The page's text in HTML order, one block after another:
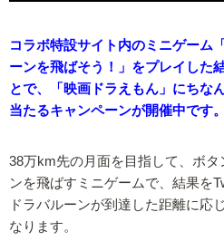
コラボ特設サイト内のミニゲーム
ーンを飛ばそう！」をプレイした
とで、「映画ドラえもん」にちな
当たるキャンペーンが開催中です。
38万km先の月面を目指して、ボ
ンを飛ばすミニゲームで、結果を
ドラバルーンが到達した距離に応
なります。